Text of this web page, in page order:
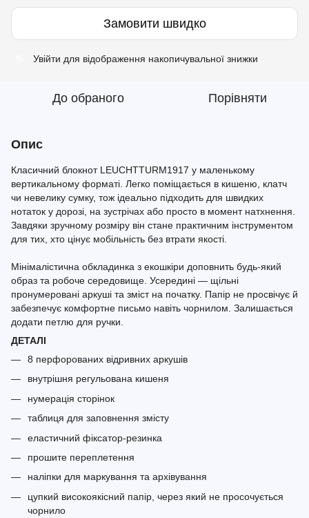
Замовити швидко
Увійти для відображення накопичувальної знижки
До обраного Порівняти
Опис
Класичний блокнот LEUCHTTURM1917 у маленькому
вертикальному форматі. Легко поміщається в кишеню, клатч
чи невелику сумку, тож ідеально підходить для швидких
нотаток у дорозі, на зустрічах або просто в момент натхнення.
Завдяки зручному розміру він стане практичним інструментом
для тих, хто цінує мобільність без втрати якості.
Мінімалістична обкладинка з екошкіри доповнить будь-який
образ та робоче середовище. Усередині — щільні
пронумеровані аркуші та зміст на початку. Папір не просвічує й
забезпечує комфортне письмо навіть чорнилом. Залишається
додати петлю для ручки.
ДЕТАЛІ
8 перфорованих відривних аркушів
внутрішня регульована кишеня
нумерація сторінок
таблиця для заповнення змісту
еластичний фіксатор-резинка
прошите переплетення
наліпки для маркування та архівування
цупкий високоякісний папір, через який не просочується
чорнило